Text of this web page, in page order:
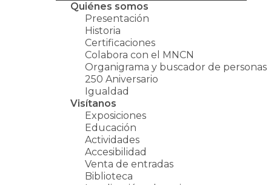
Quiénes somos
Presentación
Historia
Certificaciones
Colabora con el MNCN
Organigrama y buscador de personas
250 Aniversario
Igualdad
Visítanos
Exposiciones
Educación
Actividades
Accesibilidad
Venta de entradas
Biblioteca